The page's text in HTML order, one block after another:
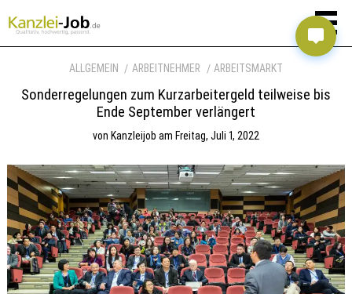
ALLGEMEIN ARBEITNEHMER ARBEITSMARKT
Sonderregelungen zum Kurzarbeitergeld teilweise bis
Ende September verlängert
von Kanzleijob am Freitag, Juli 1, 2022